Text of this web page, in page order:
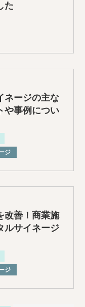
た
ネージの主な
や事例につい
ジ
改善！商業施
ルサイネージ
ジ